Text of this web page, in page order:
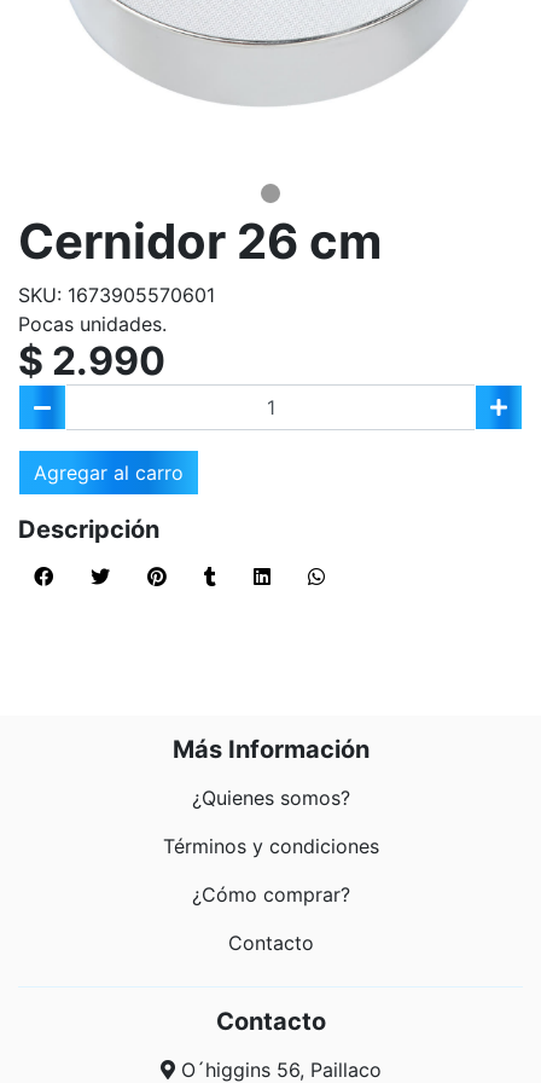
Cernidor 26 cm
SKU: 1673905570601
Pocas unidades.
$ 2.990
Agregar al carro
Descripción
Más Información
¿Quienes somos?
Términos y condiciones
¿Cómo comprar?
Contacto
Contacto
O´higgins 56, Paillaco